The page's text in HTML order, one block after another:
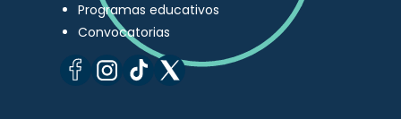
Programas educativos
Convocatorias